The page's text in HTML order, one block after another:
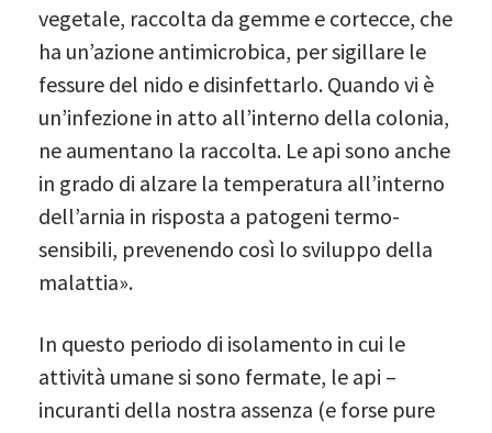
vegetale, raccolta da gemme e cortecce, che
ha un’azione antimicrobica, per sigillare le
fessure del nido e disinfettarlo. Quando vi è
un’infezione in atto all’interno della colonia,
ne aumentano la raccolta. Le api sono anche
in grado di alzare la temperatura all’interno
dell’arnia in risposta a patogeni termo-
sensibili, prevenendo così lo sviluppo della
malattia».
In questo periodo di isolamento in cui le
attività umane si sono fermate, le api –
incuranti della nostra assenza (e forse pure